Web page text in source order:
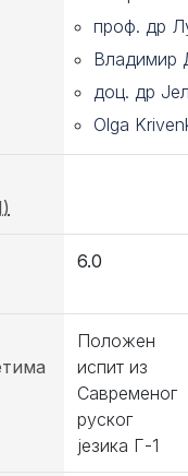
проф. др
Владимир
доц. др
Olga
6.0
Положен
испит из
Савременог
руског
језика Г-1